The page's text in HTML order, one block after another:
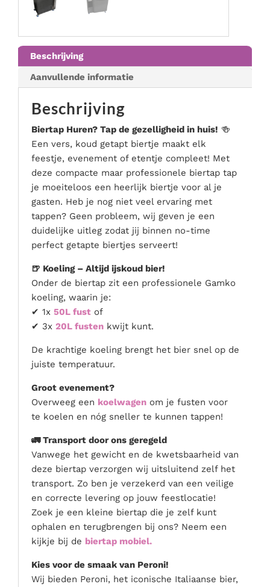
Podium & presentatie
Speciale effecten
Stroom
Tenten & parasols
Veiligheid, hygiëne & afvalverwerking
Beschrijving
Aanvullende informatie
Beschrijving
Biertap Huren? Tap de gezelligheid in huis! 🍻
Een vers, koud getapt biertje maakt elk
feestje, evenement of etentje compleet! Met
deze compacte maar professionele biertap tap
je moeiteloos een heerlijk biertje voor al je
gasten. Heb je nog niet veel ervaring met
tappen? Geen probleem, wij geven je een
duidelijke uitleg zodat jij binnen no-time
perfect getapte biertjes serveert!
🍺 Koeling – Altijd ijskoud bier!
Onder de biertap zit een professionele Gamko
koeling, waarin je:
✔ 1x 50L fust of
✔ 3x 20L fusten kwijt kunt.
De krachtige koeling brengt het bier snel op de
juiste temperatuur.
Groot evenement?
Overweeg een koelwagen om je fusten voor
te koelen en nóg sneller te kunnen tappen!
🚛 Transport door ons geregeld
Vanwege het gewicht en de kwetsbaarheid van
deze biertap verzorgen wij uitsluitend zelf het
transport. Zo ben je verzekerd van een veilige
en correcte levering op jouw feestlocatie!
Zoek je een kleine biertap die je zelf kunt
ophalen en terugbrengen bij ons? Neem een
kijkje bij de biertap mobiel.
Kies voor de smaak van Peroni!
Wij bieden Peroni, het iconische Italiaanse bier,